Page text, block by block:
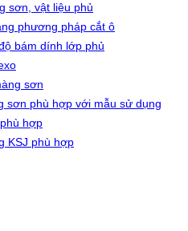
sơn, vật liệu phủ
phương pháp cắt ô
bám dính lớp phủ
sơn
sơn phù hợp với mẫu sử dụng
hợp
KSJ phù hợp